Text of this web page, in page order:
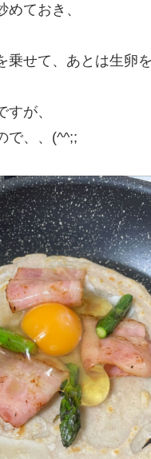
ておき、
乗せて、あとは生卵
が、
で、、(^^;;